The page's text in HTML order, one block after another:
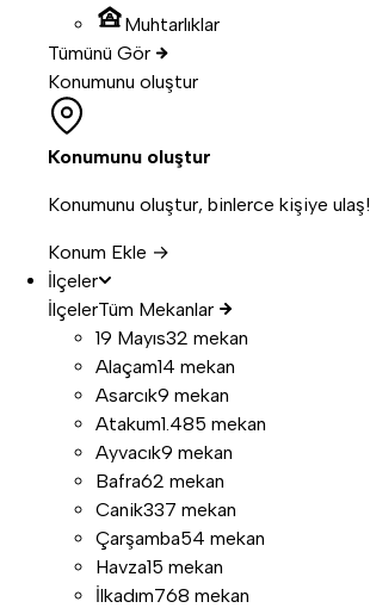
Muhtarlıklar
Tümünü Gör
Konumunu oluştur
Konumunu oluştur
Konumunu oluştur, binlerce kişiye ulaş!
Konum Ekle →
İlçeler
İlçelerTüm Mekanlar
19 Mayıs32 mekan
Alaçam14 mekan
Asarcık9 mekan
Atakum1.485 mekan
Ayvacık9 mekan
Bafra62 mekan
Canik337 mekan
Çarşamba54 mekan
Havza15 mekan
İlkadım768 mekan